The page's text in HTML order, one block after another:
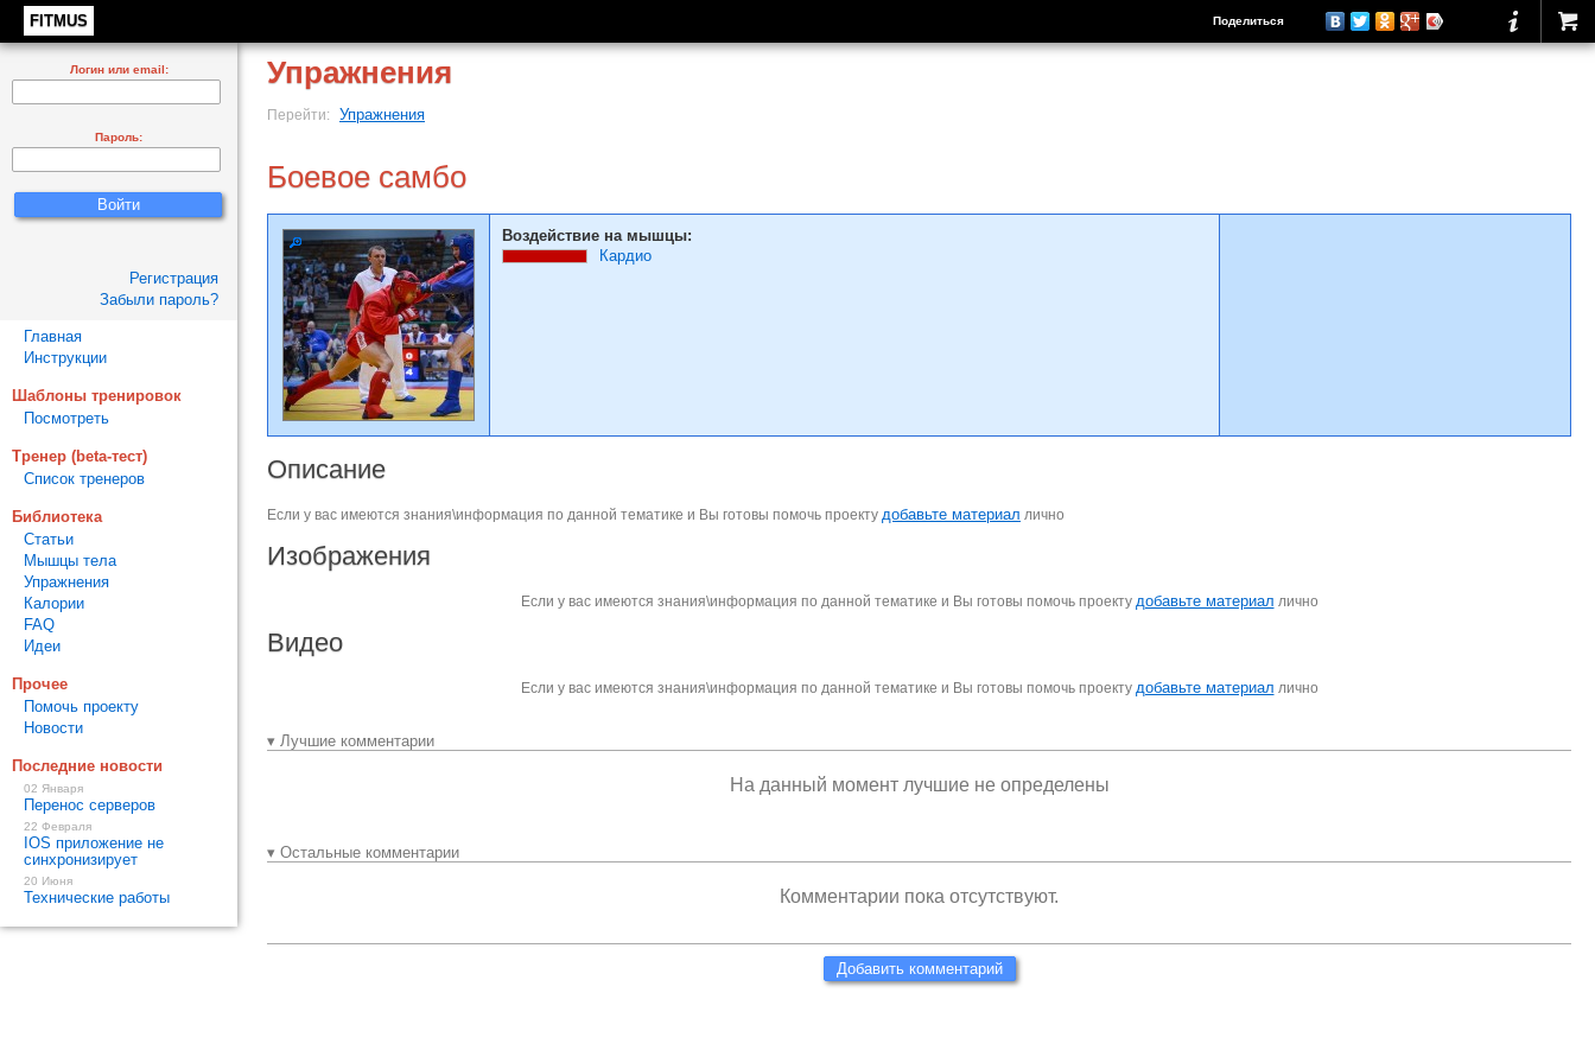
FITMUS Поделиться
Упражнения
Перейти: Упражнения
Боевое самбо
Воздействие на мышцы:
Кардио
Описание
Если у вас имеются знания\информация по данной тематике и Вы готовы помочь проекту добавьте материал лично
Изображения
Если у вас имеются знания\информация по данной тематике и Вы готовы помочь проекту добавьте материал лично
Видео
Если у вас имеются знания\информация по данной тематике и Вы готовы помочь проекту добавьте материал лично
▾ Лучшие комментарии
На данный момент лучшие не определены
▾ Остальные комментарии
Комментарии пока отсутствуют.
Добавить комментарий
Логин или email:
Пароль:
Регистрация
Забыли пароль?
Главная
Инструкции
Шаблоны тренировок
Посмотреть
Тренер (beta-тест)
Список тренеров
Библиотека
Статьи
Мышцы тела
Упражнения
Калории
FAQ
Идеи
Прочее
Помочь проекту
Новости
Последние новости
02 Января
Перенос серверов
22 Февраля
IOS приложение не
синхронизирует
20 Июня
Технические работы